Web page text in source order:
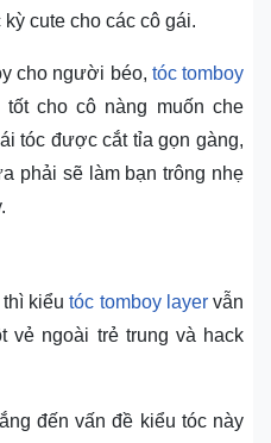
cute cho các cô gái.
cho người béo, tóc tomboy
cho cô nàng muốn che
tóc được cắt tỉa gọn gàng,
phải sẽ làm bạn trông nhẹ
thì kiểutóc tomboy layervẫn
vẻ ngoài trẻ trung và hack
đến vấn đề kiểu tóc này